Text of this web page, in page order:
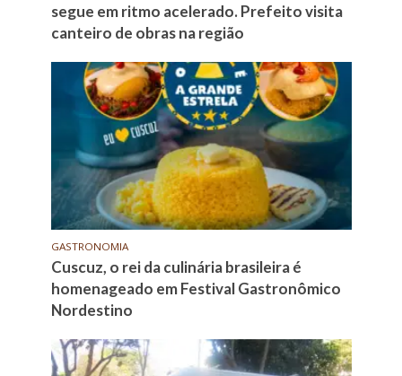
segue em ritmo acelerado. Prefeito visita
canteiro de obras na região
GASTRONOMIA
Cuscuz, o rei da culinária brasileira é
homenageado em Festival Gastronômico
Nordestino